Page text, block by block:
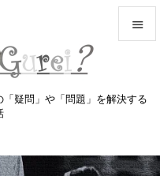
疑問」や「問題」を解決する

